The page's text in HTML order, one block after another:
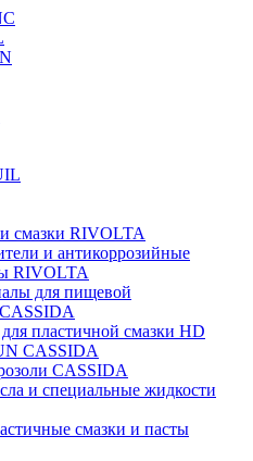
смазки RIVOLTA
и антикоррозийные
RIVOLTA
для пищевой
пластичной смазки HD
CASSIDA
CASSIDA
и специальные жидкости
смазки и пасты